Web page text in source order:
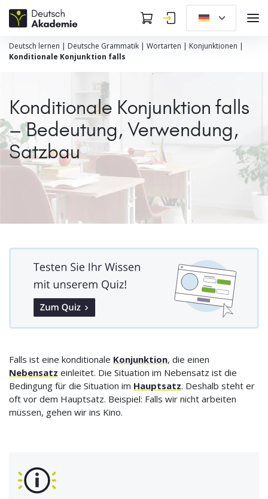
Deutsch lernen | Deutsche Grammatik | Wortarten | Konjunktionen |
Konditionale Konjunktion falls
Konditionale Konjunktion falls
– Bedeutung, Verwendung,
Satzbau
Falls ist eine konditionale Konjunktion, die einen
Nebensatz einleitet. Die Situation im Nebensatz ist die
Bedingung für die Situation im Hauptsatz. Deshalb steht er
oft vor dem Hauptsatz. Beispiel: Falls wir nicht arbeiten
müssen, gehen wir ins Kino.